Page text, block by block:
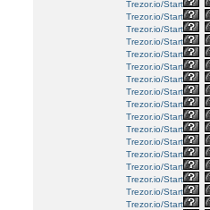
Trezor.io/Start
Trezor.io/Start
Trezor.io/Start
Trezor.io/Start
Trezor.io/Start
Trezor.io/Start
Trezor.io/Start
Trezor.io/Start
Trezor.io/Start
Trezor.io/Start
Trezor.io/Start
Trezor.io/Start
Trezor.io/Start
Trezor.io/Start
Trezor.io/Start
Trezor.io/Start
Trezor.io/Start